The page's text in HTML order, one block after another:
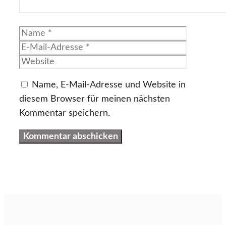
Name
Name, E-Mail-Adresse und Website in
diesem Browser für meinen nächsten
Kommentar speichern.